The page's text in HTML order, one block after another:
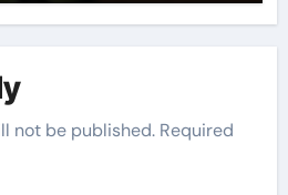
not be published. Required